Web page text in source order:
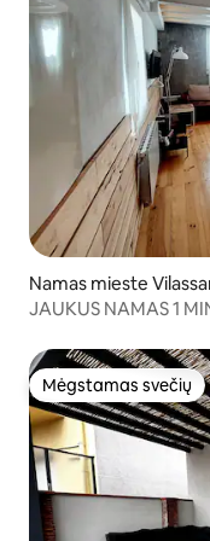
Namas mieste
JAUKUS NAMAS 1
Mėgstamas svečių
Mėgstamas svečių